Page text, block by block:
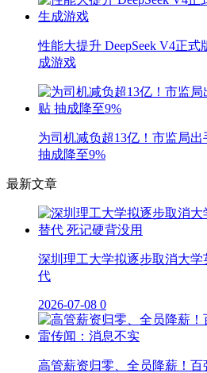
性能大提升 DeepSeek V4正
成游戏
为司机减负超13亿！市监局
抽成降至9%
最新文章
深圳理工大学拟逐步取消大
代
2026-07-08 0
高管薪资归零、全员降薪！